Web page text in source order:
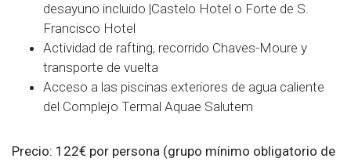
desayuno incluido |Castelo Hotel o Forte de S.
Francisco Hotel
Actividad de rafting, recorrido Chaves-Moure y
transporte de vuelta
Acceso a las piscinas exteriores de agua caliente
del Complejo Termal Aquae Salutem
Precio: 122€ por persona (grupo mínimo obligatorio de